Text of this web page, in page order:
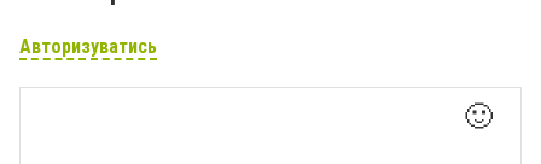
Авторизуватись
🙂